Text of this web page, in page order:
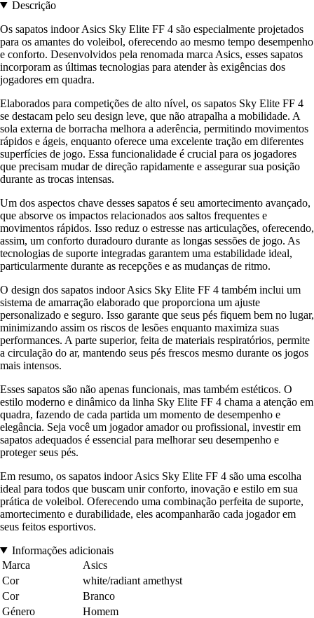
Descrição
Os sapatos indoor Asics Sky Elite FF 4 são especialmente projetados
para os amantes do voleibol, oferecendo ao mesmo tempo desempenho
e conforto. Desenvolvidos pela renomada marca Asics, esses sapatos
incorporam as últimas tecnologias para atender às exigências dos
jogadores em quadra.
Elaborados para competições de alto nível, os sapatos Sky Elite FF 4
se destacam pelo seu design leve, que não atrapalha a mobilidade. A
sola externa de borracha melhora a aderência, permitindo movimentos
rápidos e ágeis, enquanto oferece uma excelente tração em diferentes
superfícies de jogo. Essa funcionalidade é crucial para os jogadores
que precisam mudar de direção rapidamente e assegurar sua posição
durante as trocas intensas.
Um dos aspectos chave desses sapatos é seu amortecimento avançado,
que absorve os impactos relacionados aos saltos frequentes e
movimentos rápidos. Isso reduz o estresse nas articulações, oferecendo,
assim, um conforto duradouro durante as longas sessões de jogo. As
tecnologias de suporte integradas garantem uma estabilidade ideal,
particularmente durante as recepções e as mudanças de ritmo.
O design dos sapatos indoor Asics Sky Elite FF 4 também inclui um
sistema de amarração elaborado que proporciona um ajuste
personalizado e seguro. Isso garante que seus pés fiquem bem no lugar,
minimizando assim os riscos de lesões enquanto maximiza suas
performances. A parte superior, feita de materiais respiratórios, permite
a circulação do ar, mantendo seus pés frescos mesmo durante os jogos
mais intensos.
Esses sapatos são não apenas funcionais, mas também estéticos. O
estilo moderno e dinâmico da linha Sky Elite FF 4 chama a atenção em
quadra, fazendo de cada partida um momento de desempenho e
elegância. Seja você um jogador amador ou profissional, investir em
sapatos adequados é essencial para melhorar seu desempenho e
proteger seus pés.
Em resumo, os sapatos indoor Asics Sky Elite FF 4 são uma escolha
ideal para todos que buscam unir conforto, inovação e estilo em sua
prática de voleibol. Oferecendo uma combinação perfeita de suporte,
amortecimento e durabilidade, eles acompanharão cada jogador em
seus feitos esportivos.
Informações adicionais
Marca
Asics
Cor
white/radiant amethyst
Cor
Branco
Género
Homem